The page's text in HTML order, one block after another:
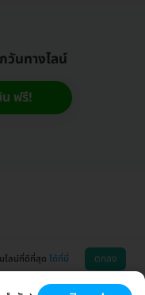
นทางไลน์
ฟรี!
ไลน์ที่ดีที่สุด ได้ที่นี่ ตกลง